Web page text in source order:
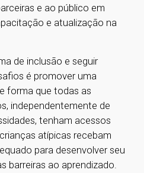
e ao público em
e atualização na
de inclusão e seguir
é promover uma
forma que todas as
independentemente de
tenham acessos
atípicas recebam
para desenvolver seu
barreiras ao aprendizado.